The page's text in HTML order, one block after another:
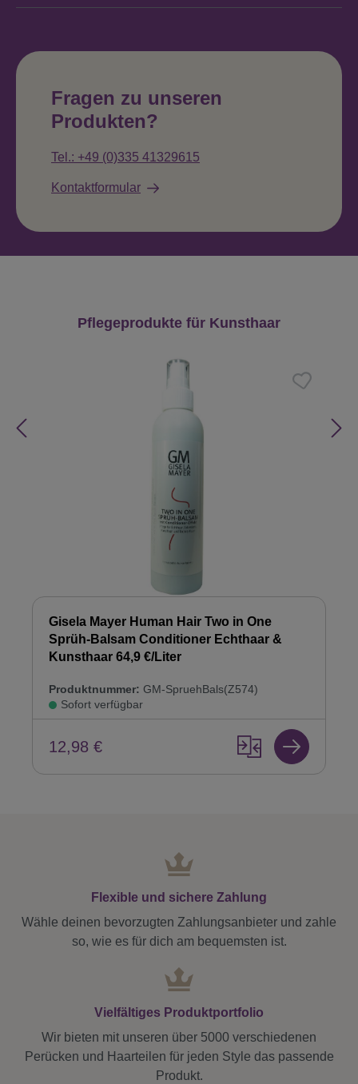
Fragen zu unseren
Produkten?
Tel.: +49 (0)335 41329615
Kontaktformular
Produktgalerie überspringen
Pflegeprodukte für Kunsthaar
Gisela Mayer Human Hair Two in One
Sprüh-Balsam Conditioner Echthaar &
Kunsthaar 64,9 €/Liter
Produktnummer: GM-SpruehBals(Z574)
Sofort verfügbar
12,98 €
Flexible und sichere Zahlung
Wähle deinen bevorzugten Zahlungsanbieter und zahle
so, wie es für dich am bequemsten ist.
Vielfältiges Produktportfolio
Wir bieten mit unseren über 5000 verschiedenen
Perücken und Haarteilen für jeden Style das passende
Produkt.